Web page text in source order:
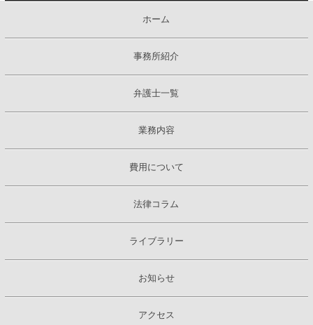
ホーム
事務所紹介
弁護士一覧
業務内容
費用について
法律コラム
ライブラリー
お知らせ
アクセス